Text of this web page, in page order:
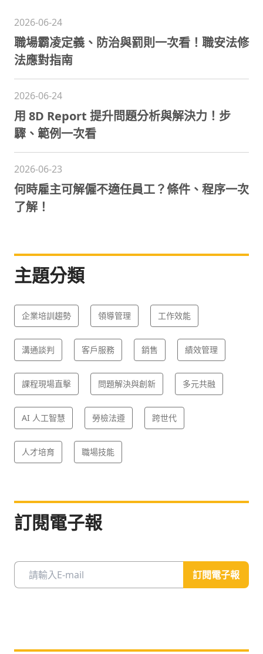
2026-06-24
職場霸凌定義、防治與罰則一次看！職安法修
法應對指南
2026-06-24
用 8D Report 提升問題分析與解決力！步
驟、範例一次看
2026-06-23
何時雇主可解僱不適任員工？條件、程序一次
了解！
主題分類
企業培訓趨勢 領導管理 工作效能
溝通談判 客戶服務 銷售 績效管理
課程現場直擊 問題解決與創新 多元共融
AI 人工智慧 勞檢法遵 跨世代
人才培育 職場技能
訂閱電子報
訂閱電子報